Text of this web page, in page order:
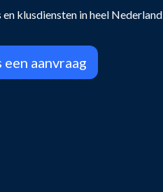
klusdiensten in heel Nederland
een aanvraag